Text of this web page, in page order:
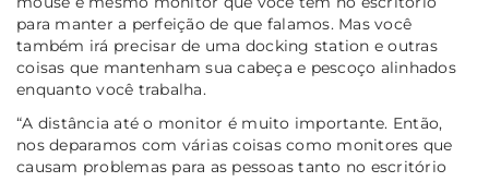
para manter a perfeição de que falamos. Mas você
também irá precisar de uma docking station e outras
coisas que mantenham sua cabeça e pescoço alinhados
enquanto você trabalha.
“A distância até o monitor é muito importante. Então,
nos deparamos com várias coisas como monitores que
causam problemas para as pessoas tanto no escritório